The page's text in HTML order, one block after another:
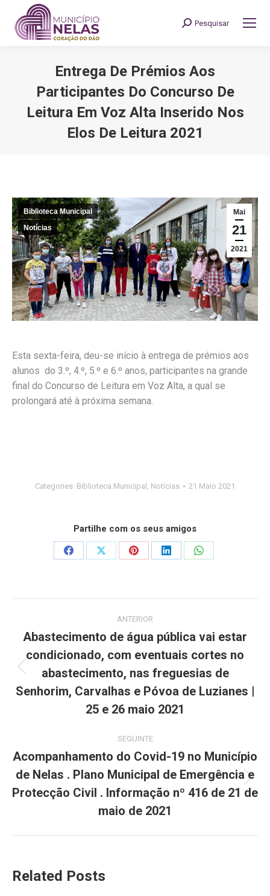
Search:
Pesquisar
Entrega De Prémios Aos
Participantes Do Concurso De
Leitura Em Voz Alta Inserido Nos
Elos De Leitura 2021
Mai
21
2021
Biblioteca Municipal
Notícias
Esta sexta-feira, deu-se início à entrega de prémios aos
alunos do 3.º, 4.º, 5.º e 6.º anos, participantes na grande
final do Concurso de Leitura em Voz Alta, a qual se
prolongará até à próxima semana.
Categories: Biblioteca Municipal , Notícias 21 Maio 2021
Partilhe com os seus amigos
Share
Share
Share
Share
Share
navigation
ANTERIOR
Previous
post:
Abastecimento de água pública vai estar
condicionado, com eventuais cortes no
abastecimento, nas freguesias de
Senhorim, Carvalhas e Póvoa de Luzianes |
25 e 26 maio 2021
SEGUINTE
Next
post:
Acompanhamento do Covid-19 no Município
de Nelas . Plano Municipal de Emergência e
Protecção Civil . Informação nº 416 de 21 de
maio de 2021
Related Posts